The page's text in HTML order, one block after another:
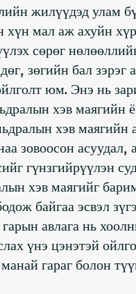
жилүүдэд улам
хүн мал аж ахуйн
сөрөг
зөгийн бал зэрэг
юм. Энэ нь
хэв маягийн
хэв маягийн
зовоосон
гүнзгийрүүлэн
хэв маягийг
байгаа эсвэл
авлага нь
үнэ цэнэтэй
гараг болон